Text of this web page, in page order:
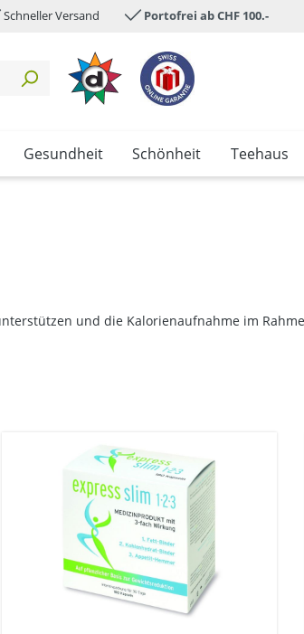
Schneller Versand Portofrei ab CHF 100.-
Gesundheit Schönheit Teehaus
und die Kalorienaufnahme im